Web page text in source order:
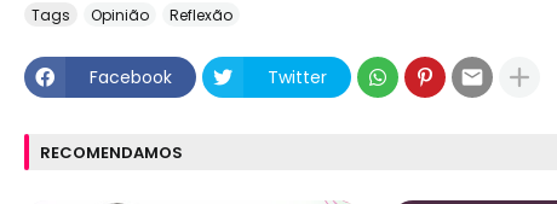
Tags Opinião Reflexão
Facebook Twitter
RECOMENDAMOS